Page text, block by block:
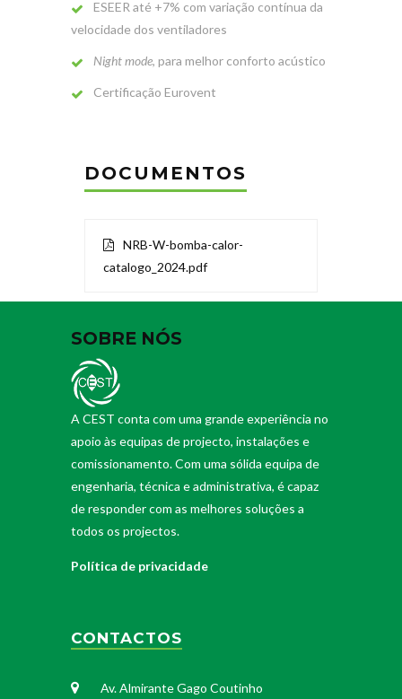
ESEER até +7% com variação contínua da
velocidade dos ventiladores
Night mode, para melhor conforto acústico
Certificação Eurovent
DOCUMENTOS
NRB-W-bomba-calor-
catalogo_2024.pdf
SOBRE NÓS
A CEST conta com uma grande experiência no
apoio às equipas de projecto, instalações e
comissionamento. Com uma sólida equipa de
engenharia, técnica e administrativa, é capaz
de responder com as melhores soluções a
todos os projectos.
Política de privacidade
CONTACTOS
Av. Almirante Gago Coutinho